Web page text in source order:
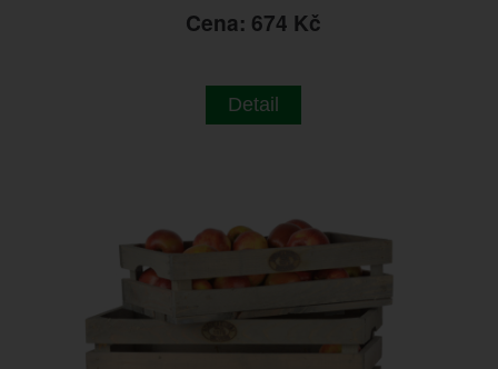
Cena: 674 Kč
Detail